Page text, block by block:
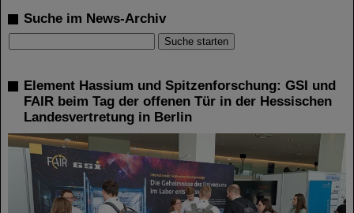
Suche im News-Archiv
Element Hassium und Spitzenforschung: GSI und
FAIR beim Tag der offenen Tür in der Hessischen
Landesvertretung in Berlin